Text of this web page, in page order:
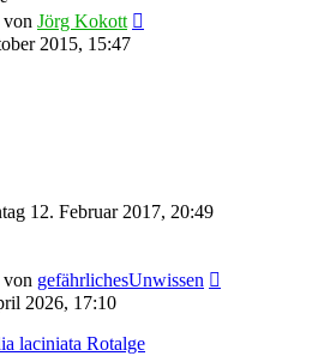
von Jörg Kokott
2015, 15:47
12. Februar 2017, 20:49
von gefährlichesUnwissen
2026, 17:10
laciniata Rotalge